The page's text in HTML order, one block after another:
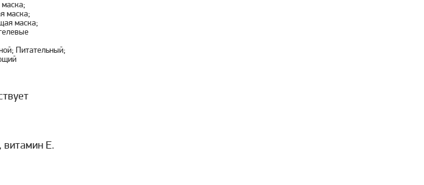
маска;
маска;
маска;
Питательный;
витамин Е.